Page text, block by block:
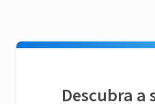
Descubra a